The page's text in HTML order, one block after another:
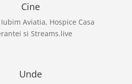
Cine
Aviatia, Hospice Casa
si Streams.live
Unde